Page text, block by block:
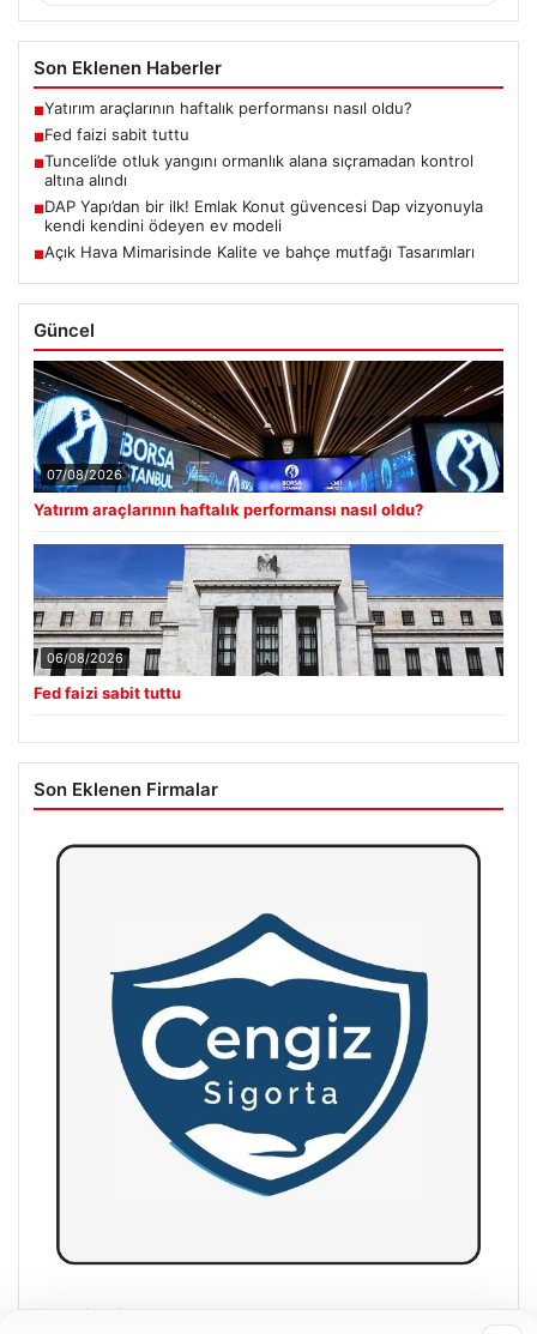
Son Eklenen Haberler
■Yatırım araçlarının haftalık performansı nasıl oldu?
■Fed faizi sabit tuttu
■Tunceli’de otluk yangını ormanlık alana sıçramadan kontrol
altına alındı
■DAP Yapı’dan bir ilk! Emlak Konut güvencesi Dap vizyonuyla
kendi kendini ödeyen ev modeli
■Açık Hava Mimarisinde Kalite ve bahçe mutfağı Tasarımları
Güncel
07/08/2026
Yatırım araçlarının haftalık performansı nasıl oldu?
06/08/2026
Fed faizi sabit tuttu
Son Eklenen Firmalar
Cengiz Sigorta